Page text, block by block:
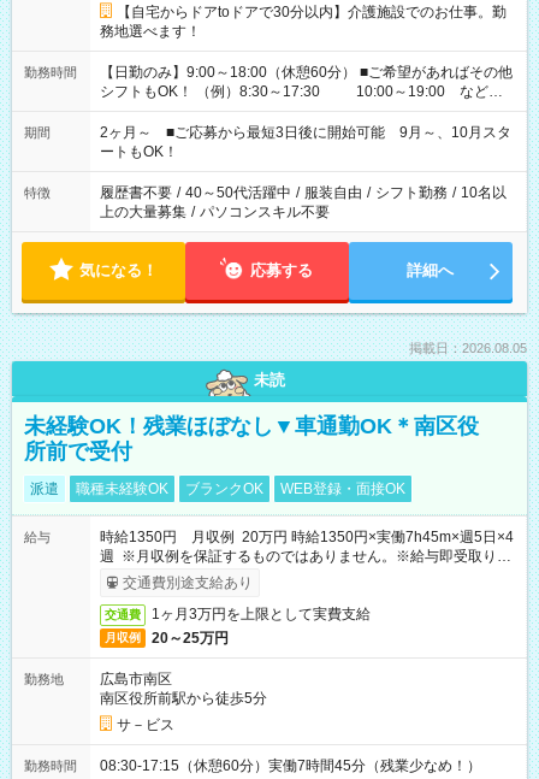
【自宅からドアtoドアで30分以内】介護施設でのお仕事。勤
務地選べます！
勤務時間
【日勤のみ】9:00～18:00（休憩60分） ■ご希望があればその他
シフトもOK！ （例）8:30～17:30 10:00～19:00 など
「家族とお休みを合わせたい」 「できれば残業はしたくない」
など、あなたのご希望に沿ったお仕事をご紹介します！ ※Wワ
ーク希望の方へ 今ご覧のお仕事で希望する勤務時間と、もう1つ
のお仕事の勤務時間。 合計で週40時間を超える場合は応募でき
ません
期間
2ヶ月～ ■ご応募から最短3日後に開始可能 9月～、10月スタ
ートもOK！
特徴 履歴書不要 / 40～50代活躍中 / 服装自由 / シフト勤務 / 10名以
上の大量募集 / パソコンスキル不要
気になる！ 応募する 詳細へ
掲載日：2026.08.05
未読
未経験OK！残業ほぼなし▼車通勤OK＊南区役
所前で受付
派遣 職種未経験OK ブランクOK WEB登録・面接OK
給与
時給1350円 月収例 20万円 時給1350円×実働7h45m×週5日×4
週 ※月収例を保証するものではありません。※給与即受取りサ
ービス利用可（利用条件有）
交通費別途支給あり
交通費 1ヶ月3万円を上限として実費支給
月収例 20～25万円
勤務地
広島市南区
南区役所前駅から徒歩5分
サ－ビス
勤務時間 08:30-17:15（休憩60分）実働7時間45分（残業少なめ！）